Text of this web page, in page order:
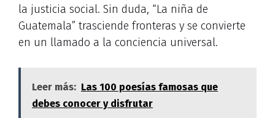
la justicia social. Sin duda, “La niña de
Guatemala” trasciende fronteras y se convierte
en un llamado a la conciencia universal.
Leer más: Las 100 poesías famosas que
debes conocer y disfrutar